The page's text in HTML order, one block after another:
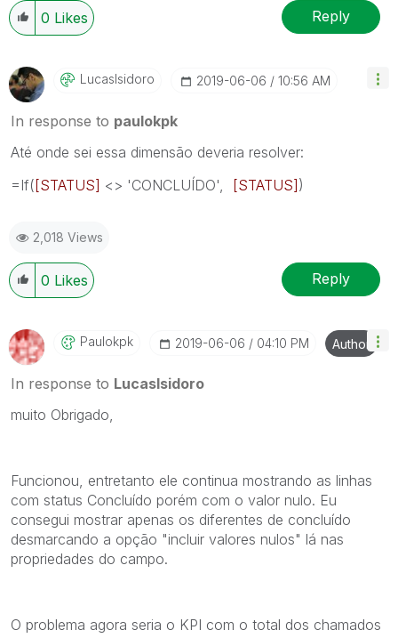
0 Likes Reply
LucasIsidoro ‎2019-06-06 10:56 AM
In response to paulokpk
Até onde sei essa dimensão deveria resolver:
=If([STATUS] <> 'CONCLUÍDO', [STATUS])
2,018 Views
0 Likes Reply
Paulokpk ‎2019-06-06 04:10 PM Author
In response to LucasIsidoro
muito Obrigado,
Funcionou, entretanto ele continua mostrando as linhas
com status Concluído porém com o valor nulo. Eu
consegui mostrar apenas os diferentes de concluído
desmarcando a opção "incluir valores nulos" lá nas
propriedades do campo.
O problema agora seria o KPI com o total dos chamados